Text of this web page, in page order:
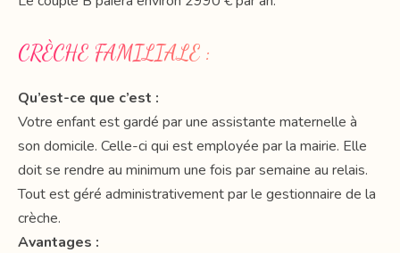
CRÈCHE FAMILIALE :
Qu’est-ce que c’est :
Votre enfant est gardé par une assistante maternelle à
son domicile. Celle-ci qui est employée par la mairie. Elle
doit se rendre au minimum une fois par semaine au relais.
Tout est géré administrativement par le gestionnaire de la
crèche.
Avantages :